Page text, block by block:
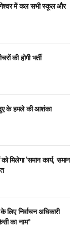
में कल सभी स्कूल और
की होगी भर्ती
के हमले की आशंका
मिलेगा ‘समान कार्य, समान
निर्वाचन अधिकारी
का नाम”